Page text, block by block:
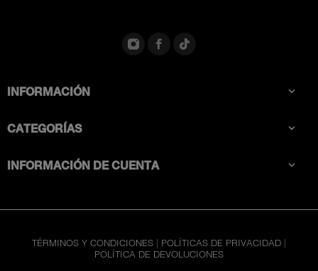
INFORMACIÓN 
CATEGORÍAS 
INFORMACIÓN DE CUENTA 
TÉRMINOS Y CONDICIONES | POLÍTICAS DE PRIVACIDAD |
POLÍTICA DE DEVOLUCIONES